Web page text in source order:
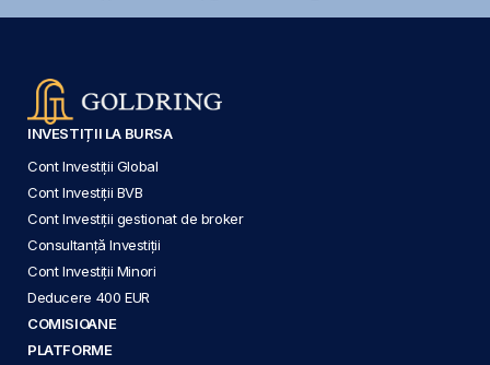
INVESTIȚII LA BURSA
Cont Investiții Global
Cont Investiții BVB
Cont Investiții gestionat de broker
Consultanță Investiții
Cont Investiții Minori
Deducere 400 EUR
COMISIOANE
PLATFORME